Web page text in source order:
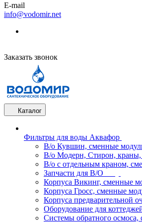
E-mail
info@vodomir.net
Заказать звонок
Каталог
Фильтры для воды Аквафор
В/о Кувшин, сменные
В/о Модерн, Стирон, краны,
В/о с отдельным краном,
Запчасти для В/О
Корпуса Викинг, сменные
Корпуса Гросс, сменные
Корпуса предварительной
Оборудование для
Системы обратного